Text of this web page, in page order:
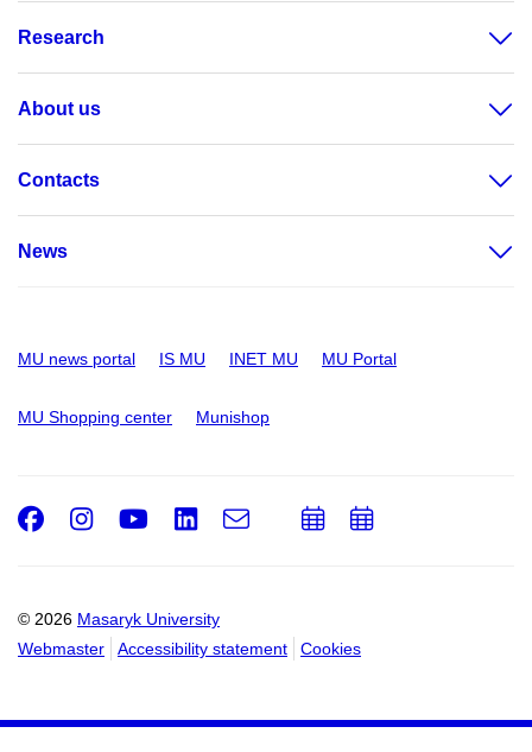
Research
About us
Contacts
News
MU news portal IS MU INET MU MU Portal
MU Shopping center Munishop
© 2026 Masaryk University
Webmaster
Accessibility statement Cookies
Facebook
Instagram
Youtube
LinkedIn
e-
AddAdd